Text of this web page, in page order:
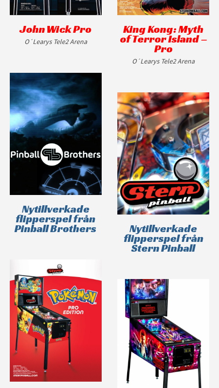
John Wick Pro
O´Learys Tele2 Arena
King Kong: Myth
of Terror Island –
Pro
O´Learys Tele2 Arena
Nytillverkade
flipperspel från
Pinball Brothers Nytillverkade
flipperspel från
Stern Pinball